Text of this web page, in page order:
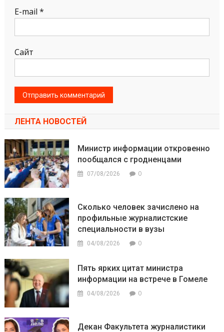
E-mail *
Сайт
ЛЕНТА НОВОСТЕЙ
Министр информации откровенно
пообщался с гродненцами
07/08/2026 0
Сколько человек зачислено на
профильные журналистские
специальности в вузы
04/08/2026 0
Пять ярких цитат министра
информации на встрече в Гомеле
04/08/2026 0
Декан Факультета журналистики